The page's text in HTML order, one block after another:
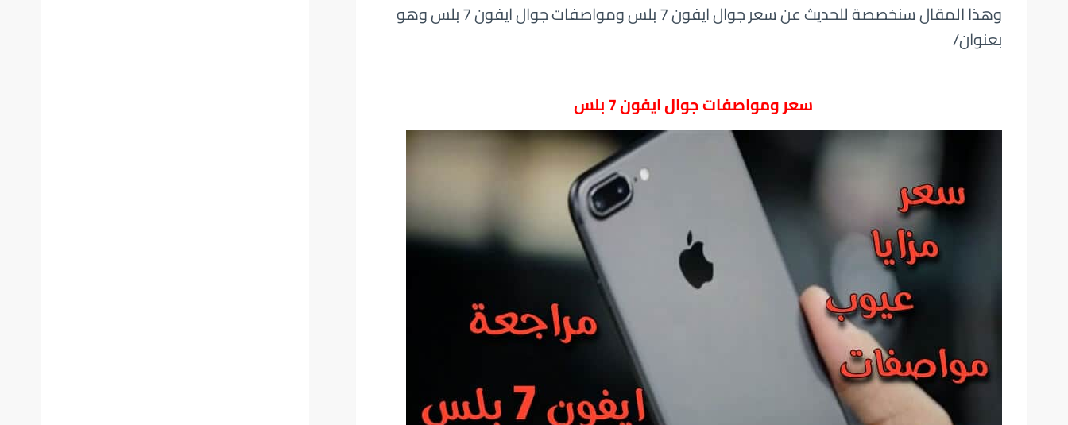
وهذا المقال سنخصصة للحديث عن سعر جوال ايفون 7 بلس ومواصفات جوال ايفون 7 بلس وهو
بعنوان/
سعر ومواصفات جوال ايفون 7 بلس